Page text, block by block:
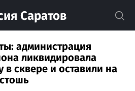
Саратов
администрация
ликвидировала
сквере и оставили на